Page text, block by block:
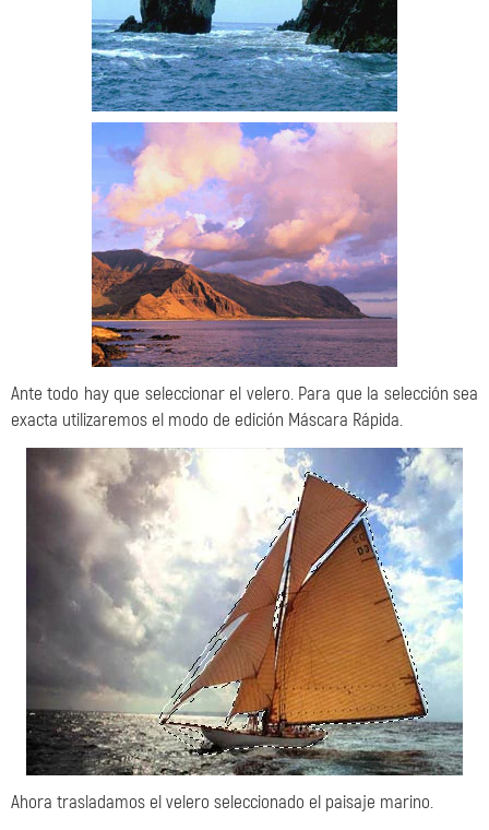
Ante todo hay que seleccionar el velero. Para que la selección sea
exacta utilizaremos el modo de edición Máscara Rápida.
Ahora trasladamos el velero seleccionado el paisaje marino.